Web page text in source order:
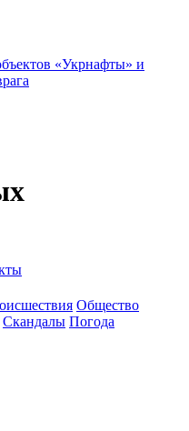
«Укрнафты» и
Общество
Скандалы Погода